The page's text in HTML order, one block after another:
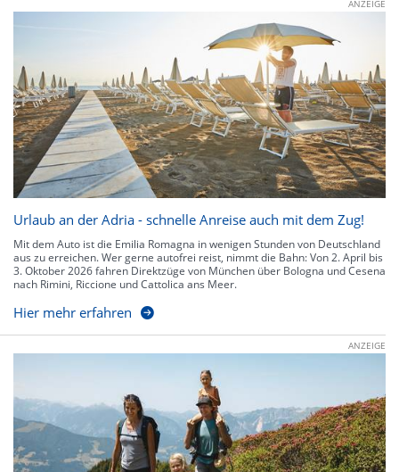
ANZEIGE
Urlaub an der Adria - schnelle Anreise auch mit dem Zug!
Mit dem Auto ist die Emilia Romagna in wenigen Stunden von Deutschland
aus zu erreichen. Wer gerne autofrei reist, nimmt die Bahn: Von 2. April bis
3. Oktober 2026 fahren Direktzüge von München über Bologna und Cesena
nach Rimini, Riccione und Cattolica ans Meer.
Hier mehr erfahren
ANZEIGE